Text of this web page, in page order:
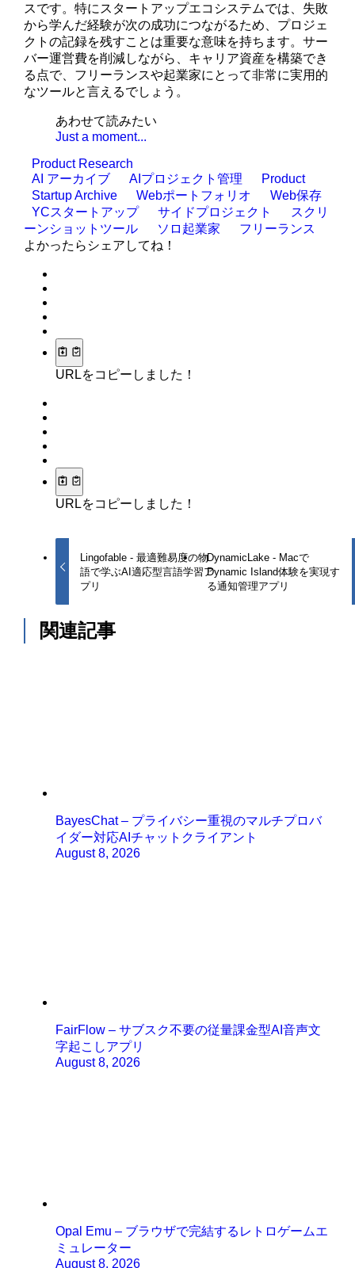
スです。特にスタートアップエコシステムでは、失敗
から学んだ経験が次の成功につながるため、プロジェ
クトの記録を残すことは重要な意味を持ちます。サー
バー運営費を削減しながら、キャリア資産を構築でき
る点で、フリーランスや起業家にとって非常に実用的
なツールと言えるでしょう。
あわせて読みたい
Just a moment...
Product Research
AI アーカイブ
AIプロジェクト管理
Product
Startup Archive
Webポートフォリオ
Web保存
YCスタートアップ
サイドプロジェクト
スクリ
ーンショットツール
ソロ起業家
フリーランス
よかったらシェアしてね！
URLをコピーしました！
URLをコピーしました！
Lingofable - 最適難易度の物
語で学ぶAI適応型言語学習ア
プリ
DynamicLake - Macで
Dynamic Island体験を実現す
る通知管理アプリ
関連記事
BayesChat – プライバシー重視のマルチプロバ
イダー対応AIチャットクライアント
August 8, 2026
FairFlow – サブスク不要の従量課金型AI音声文
字起こしアプリ
August 8, 2026
Opal Emu – ブラウザで完結するレトロゲームエ
ミュレーター
August 8, 2026